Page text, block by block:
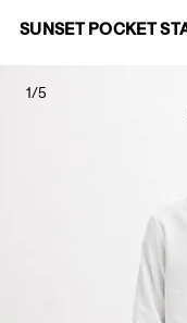
SUNSET POCKET
1/5